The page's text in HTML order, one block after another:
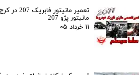
تعمیر
مانیتور پژو 207
۱۱ خرداد ۰۵